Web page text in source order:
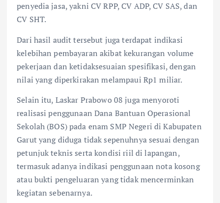
penyedia jasa, yakni CV RPP, CV ADP, CV SAS, dan
CV SHT.
Dari hasil audit tersebut juga terdapat indikasi
kelebihan pembayaran akibat kekurangan volume
pekerjaan dan ketidaksesuaian spesifikasi, dengan
nilai yang diperkirakan melampaui Rp1 miliar.
Selain itu, Laskar Prabowo 08 juga menyoroti
realisasi penggunaan Dana Bantuan Operasional
Sekolah (BOS) pada enam SMP Negeri di Kabupaten
Garut yang diduga tidak sepenuhnya sesuai dengan
petunjuk teknis serta kondisi riil di lapangan,
termasuk adanya indikasi penggunaan nota kosong
atau bukti pengeluaran yang tidak mencerminkan
kegiatan sebenarnya.